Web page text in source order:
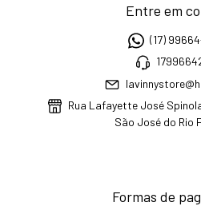
Entre em
(17)
Rua Lafayette José
São José do Rio
Formas de